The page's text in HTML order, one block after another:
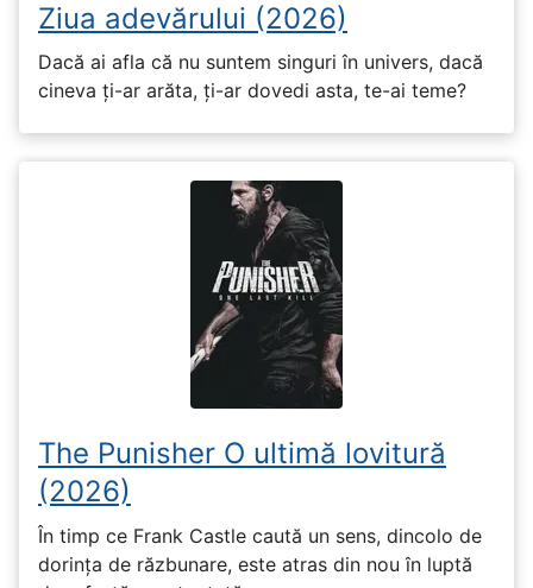
Ziua adevărului (2026)
Dacă ai afla că nu suntem singuri în univers, dacă
cineva ți-ar arăta, ți-ar dovedi asta, te-ai teme?
The Punisher O ultimă lovitură
(2026)
În timp ce Frank Castle caută un sens, dincolo de
dorința de răzbunare, este atras din nou în luptă